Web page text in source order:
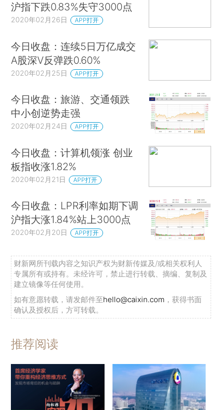
沪指下跌0.83%失守3000点
2020年02月26日 APP打开
今日收盘：连续5日万亿成交
A股深V反弹跌0.60%
2020年02月25日 APP打开
今日收盘：旅游、交通领跌
中小创逆势走强
2020年02月24日 APP打开
今日收盘：计算机领涨 创业
板指收涨1.82%
2020年02月21日 APP打开
今日收盘：LPR利率如期下调
沪指大涨1.84%站上3000点
2020年02月20日 APP打开
财新网所刊载内容之知识产权为财新传媒及/或相关权利人
专属所有或持有。未经许可，禁止进行转载、摘编、复制及
建立镜像等任何使用。
如有意愿转载，请发邮件至hello@caixin.com ，获得书面
确认及授权后，方可转载。
推荐阅读